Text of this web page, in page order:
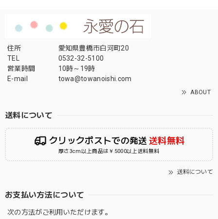
住所
愛知県豊橋市白河町20
TEL
0532-32-5100
営業時間
10時～19時
E-mail
towa@towanoishi.com
ABOUT
送料について
クリックポストでの発送 送料無料
厚さ3cm以上商品は￥5000以上送料無料
送料について
お支払い方法について
次の方法がご利用いただけます。